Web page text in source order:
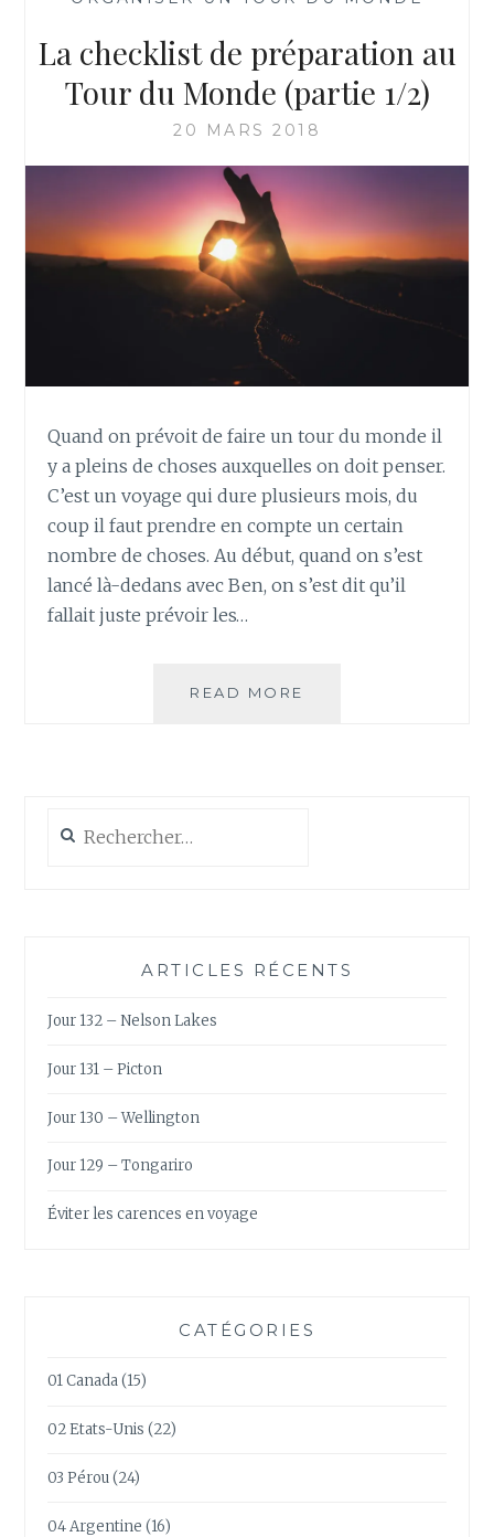
La checklist de préparation au
Tour du Monde (partie 1/2)
20 MARS 2018
Quand on prévoit de faire un tour du monde il
y a pleins de choses auxquelles on doit penser.
C’est un voyage qui dure plusieurs mois, du
coup il faut prendre en compte un certain
nombre de choses. Au début, quand on s’est
lancé là-dedans avec Ben, on s’est dit qu’il
fallait juste prévoir les…
READ MORE
ARTICLES RÉCENTS
Jour 132 – Nelson Lakes
Jour 131 – Picton
Jour 130 – Wellington
Jour 129 – Tongariro
Éviter les carences en voyage
CATÉGORIES
01 Canada(15)
02 Etats-Unis (22)
03 Pérou(24)
04 Argentine (16)